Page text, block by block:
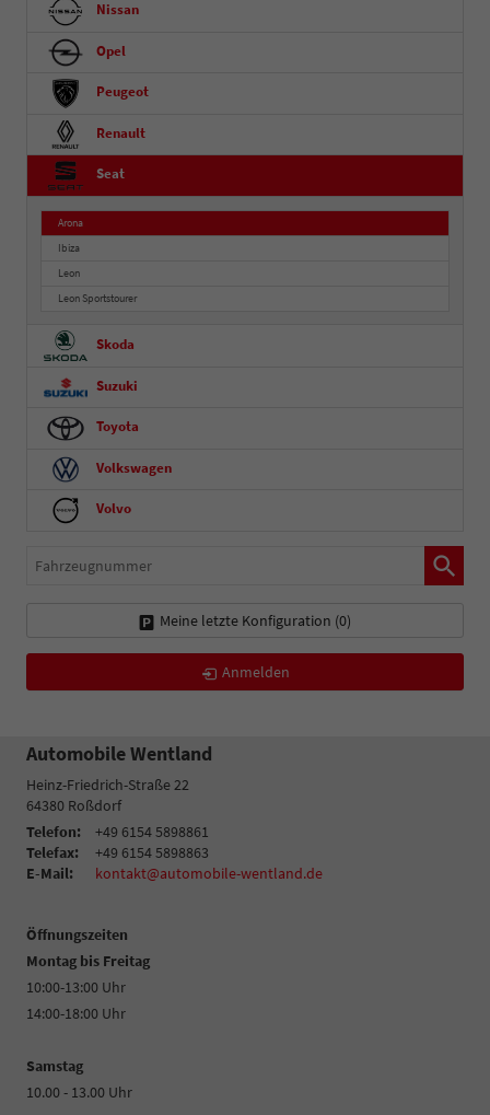
Nissan
Opel
Peugeot
Renault
Seat
Arona
Ibiza
Leon
Leon Sportstourer
Skoda
Suzuki
Toyota
Volkswagen
Volvo
Fahrzeugnummer
Meine letzte Konfiguration (0)
Anmelden
Automobile Wentland
Heinz-Friedrich-Straße 22
64380 Roßdorf
Telefon:
+49 6154 5898861
Telefax:
+49 6154 5898863
E-Mail:
kontakt@automobile-wentland.de
Öffnungszeiten
Montag bis Freitag
10:00-13:00 Uhr
14:00-18:00 Uhr
Samstag
10.00 - 13.00 Uhr